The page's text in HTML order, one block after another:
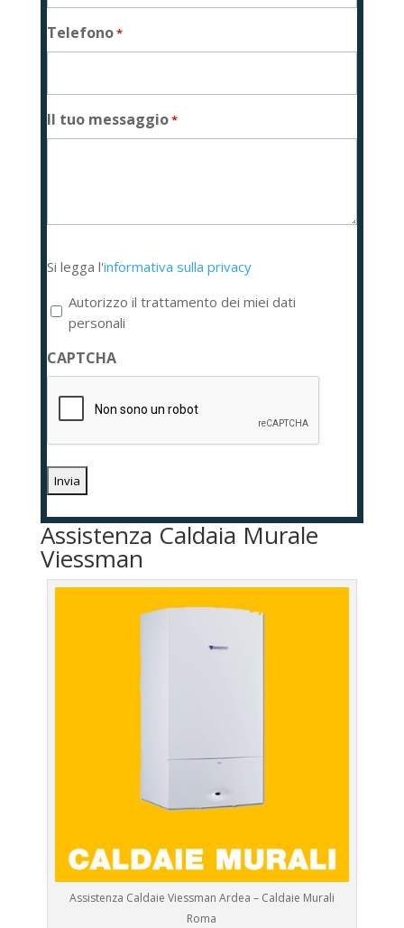
Telefono*
Il tuo messaggio*
legga
l'informativa
sulla
privacy
*
Si legga l'informativa sulla privacy
Autorizzo il trattamento dei miei dati
personali
CAPTCHA
Assistenza Caldaia Murale
Viessman
Assistenza Caldaie Viessman Ardea – Caldaie Murali
Roma